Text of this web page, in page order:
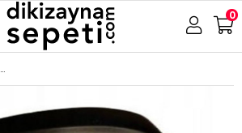
0
KAPAK PEUGEOT 308 2014-SAĞ